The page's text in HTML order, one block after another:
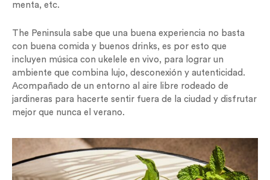
menta, etc.
The Peninsula sabe que una buena experiencia no basta
con buena comida y buenos drinks, es por esto que
incluyen música con ukelele en vivo, para lograr un
ambiente que combina lujo, desconexión y autenticidad.
Acompañado de un entorno al aire libre rodeado de
jardineras para hacerte sentir fuera de la ciudad y disfrutar
mejor que nunca el verano.